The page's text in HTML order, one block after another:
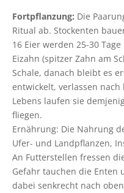
Fortpflanzung: Die
Ritual ab. Stockenten
16 Eier werden 25-30
Eizahn (spitzer Zahn am
Schale, danach bleibt es
entwickelt, verlassen
Lebens laufen sie
fliegen.
Ernährung: Die Nahrung
Ufer- und Landpflanzen,
An Futterstellen fressen
Gefahr tauchen die Enten
dabei senkrecht nach